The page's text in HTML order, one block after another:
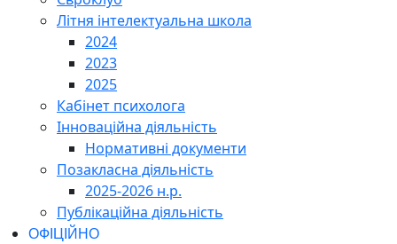
Літня інтелектуальна школа
2024
2023
2025
Кабінет психолога
Інноваційна діяльність
Нормативні документи
Позакласна діяльність
2025-2026 н.р.
Публікаційна діяльність
ОФІЦІЙНО